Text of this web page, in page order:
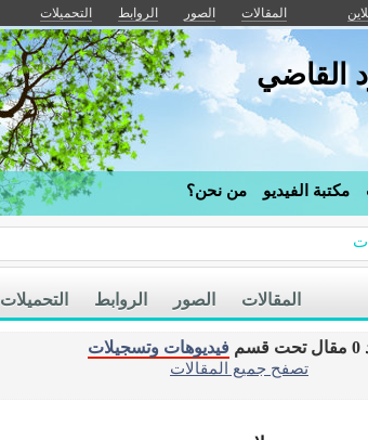
المقالات الصور الروابط التحميلات
القاضي
مكتبة الفيديو من نحن؟
التحميلات الروابط الصور المقالات
فيديوهات وتسجيلات
تصفح جميع المقالات